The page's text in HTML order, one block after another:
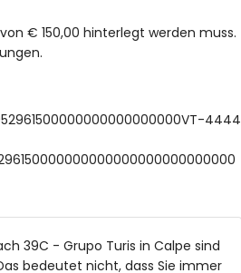
€ 150,00 hinterlegt werden muss.
4444
39C - Grupo Turis in Calpe sind
bedeutet nicht, dass Sie immer